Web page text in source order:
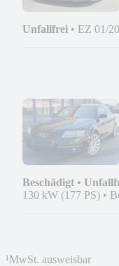
Unfallfrei • EZ 01/
Beschädigt •
130 kW (177 PS) •
¹MwSt. ausweisbar